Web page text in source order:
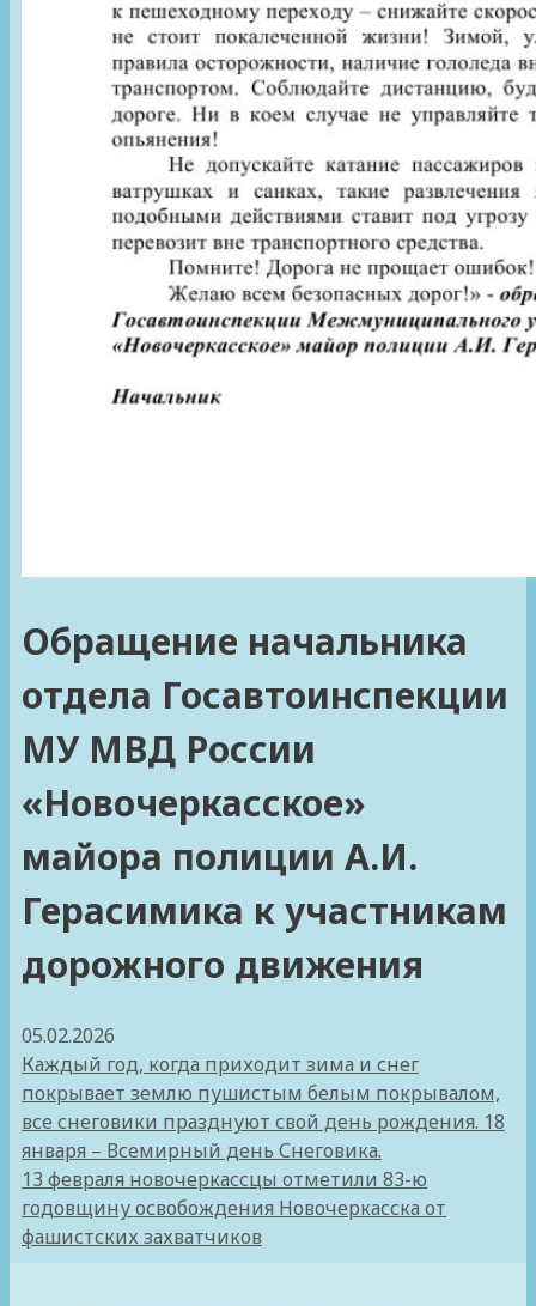
Обращение начальника
отдела Госавтоинспекции
МУ МВД России
«Новочеркасское»
майора полиции А.И.
Герасимика к участникам
дорожного движения
05.02.2026
Каждый год, когда приходит зима и снег
покрывает землю пушистым белым покрывалом,
все снеговики празднуют свой день рождения. 18
января – Всемирный день Снеговика.
13 февраля новочеркассцы отметили 83-ю
годовщину освобождения Новочеркасска от
фашистских захватчиков